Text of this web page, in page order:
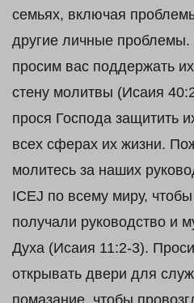
семьях, включая
другие личные
просим вас поддержать
стену молитвы (Исаия
прося Господа защитить
всех сферах их жизни.
молитесь за наших
ICEJ по всему миру,
получали руководство и
Духа (Исаия 11:2-3).
открывать двери для